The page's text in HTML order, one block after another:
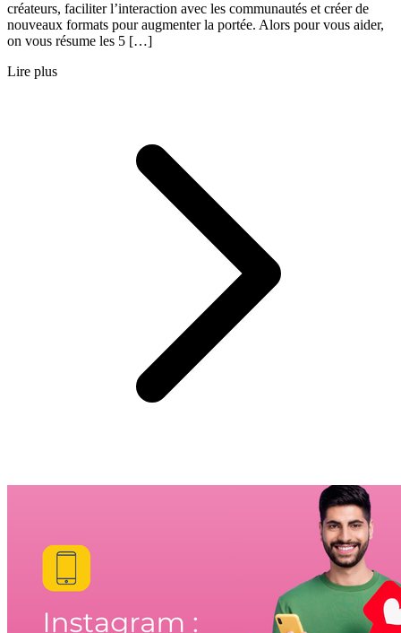
créateurs, faciliter l’interaction avec les communautés et créer de
nouveaux formats pour augmenter la portée. Alors pour vous aider,
on vous résume les 5 […]
Lire plus